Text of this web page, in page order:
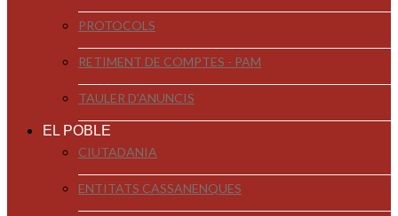
PROTOCOLS
RETIMENT DE COMPTES - PAM
TAULER D'ANUNCIS
EL POBLE
CIUTADANIA
ENTITATS CASSANENQUES